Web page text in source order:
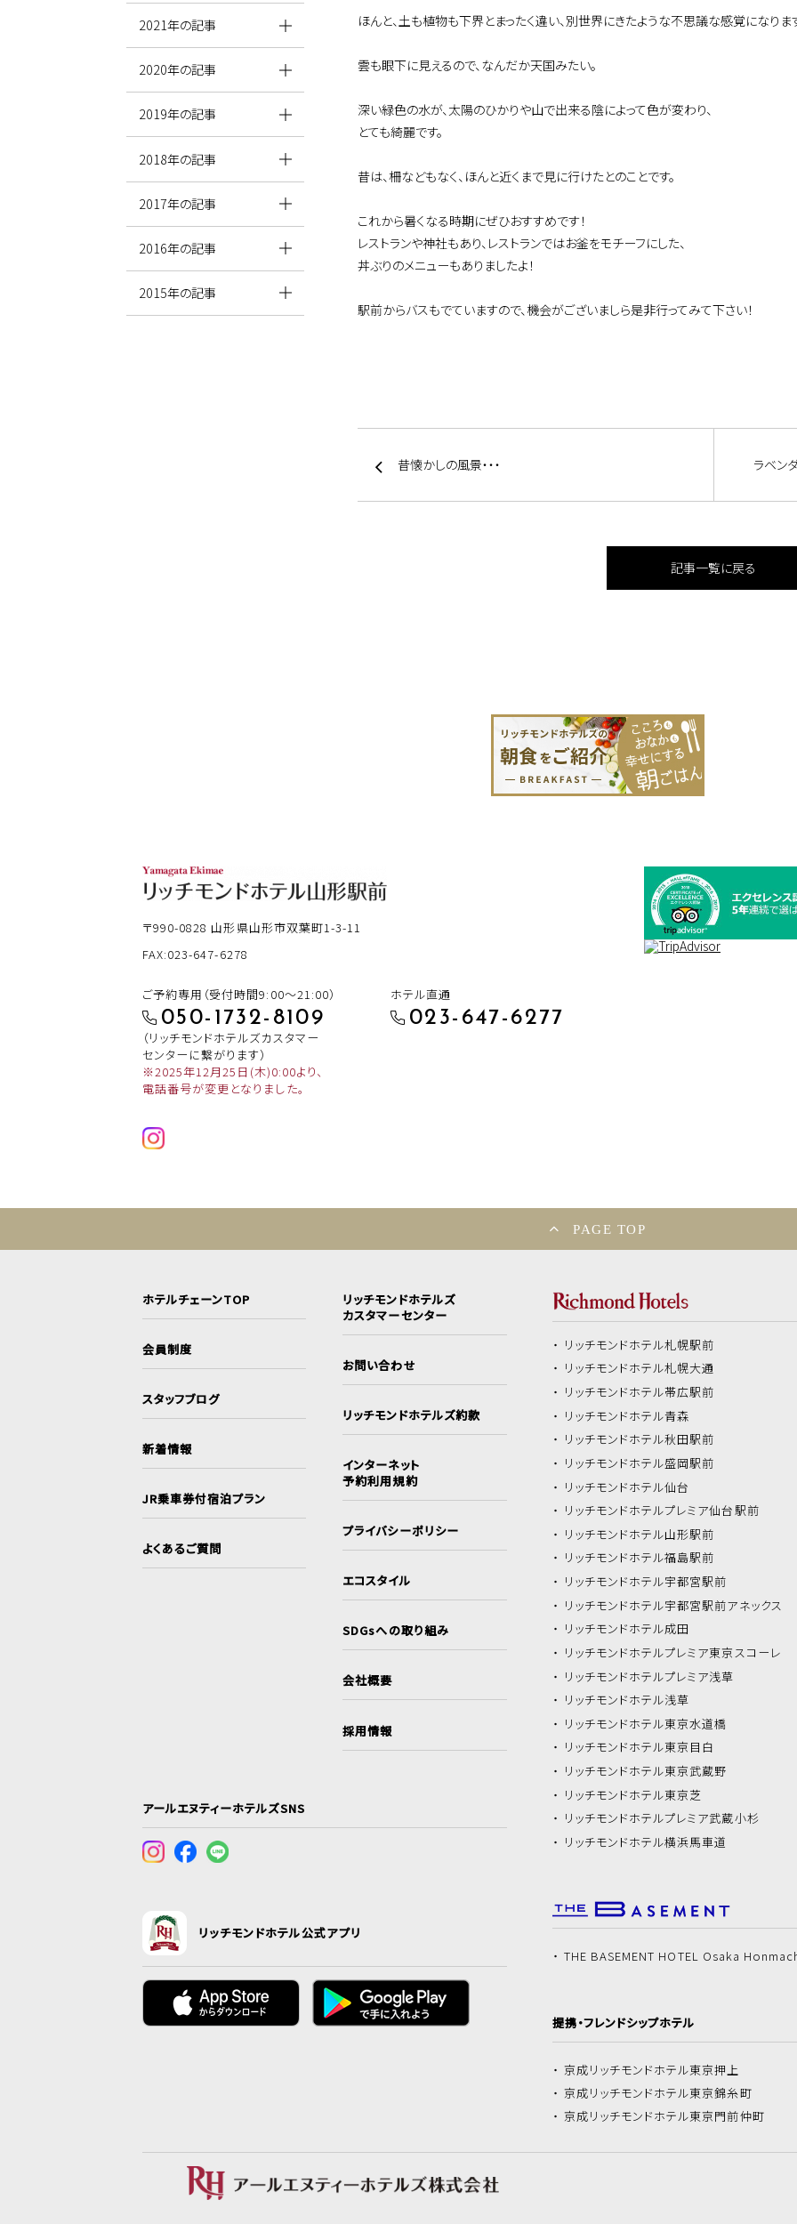
ほんと、土も植物も下界とまったく違い、別世界にきたような不思議な感覚になりま
雲も眼下に見えるので、なんだか天国みたい。
深い緑色の水が、太陽のひかりや山で出来る陰によって色が変わり、
とても綺麗です。
昔は、柵などもなく、ほんと近くまで見に行けたとのことです。
これから暑くなる時期にぜひおすすめです！
レストランや神社もあり、レストランではお釜をモチーフにした、
丼ぶりのメニューもありましたよ！
駅前からバスもでていますので、機会がございましら是非行ってみて下さい！
昔懐かしの風景・・・ ラベン
記事一覧に戻る
2021年の記事
2020年の記事
2019年の記事
2018年の記事
2017年の記事
2016年の記事
2015年の記事
〒990-0828 山形県山形市双葉町1-3-11
FAX:023-647-6278
ご予約専用（受付時間9:00～21:00）
050-1732-8109
（リッチモンドホテルズカスタマー
センターに繋がります）
※2025年12月25日(木)0:00より、
電話番号が変更となりました。
ホテル直通
023-647-6277
PAGE TOP
ホテルチェーンTOP
会員制度
スタッフブログ
新着情報
JR乗車券付宿泊プラン
よくあるご質問
リッチモンドホテルズ
カスタマーセンター
お問い合わせ
リッチモンドホテルズ約款
インターネット
予約利用規約
プライバシーポリシー
エコスタイル
SDGsへの取り組み
会社概要
採用情報
アールエヌティーホテルズSNS
リッチモンドホテル公式アプリ
リッチモンドホテル札幌駅前
リッチモンドホテル札幌大通
リッチモンドホテル帯広駅前
リッチモンドホテル青森
リッチモンドホテル秋田駅前
リッチモンドホテル盛岡駅前
リッチモンドホテル仙台
リッチモンドホテルプレミア仙台駅前
リッチモンドホテル山形駅前
リッチモンドホテル福島駅前
リッチモンドホテル宇都宮駅前
リッチモンドホテル宇都宮駅前アネックス
リッチモンドホテル成田
リッチモンドホテルプレミア東京スコーレ
リッチモンドホテルプレミア浅草
リッチモンドホテル浅草
リッチモンドホテル東京水道橋
リッチモンドホテル東京目白
リッチモンドホテル東京武蔵野
リッチモンドホテル東京芝
リッチモンドホテルプレミア武蔵小杉
リッチモンドホテル横浜馬車道
THE BASEMENT HOTEL Osaka
提携・フレンドシップホテル
京成リッチモンドホテル東京押上
京成リッチモンドホテル東京錦糸町
京成リッチモンドホテル東京門前仲町